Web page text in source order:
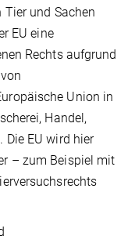
und Sachen
EU eine
Rechts aufgrund
Union in
Handel,
EU wird hier
– zum Beispiel mit